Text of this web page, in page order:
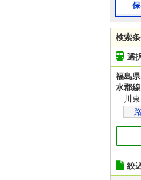
検索
選
福島県
水郡線
川東
絞